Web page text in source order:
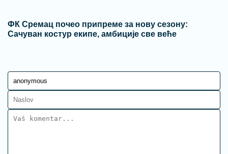
ФК Сремац почео припреме за нову сезону:
Сачуван костур екипе, амбиције све веће